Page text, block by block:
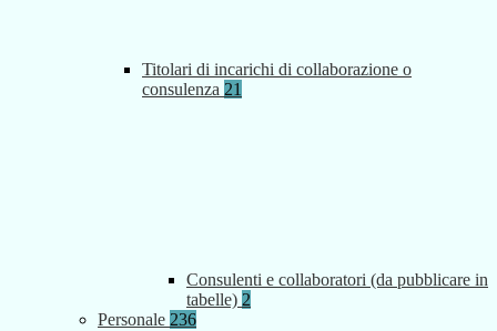
Titolari di incarichi di collaborazione o
consulenza 21
Consulenti e collaboratori (da pubblicare in
tabelle) 2
Personale 236